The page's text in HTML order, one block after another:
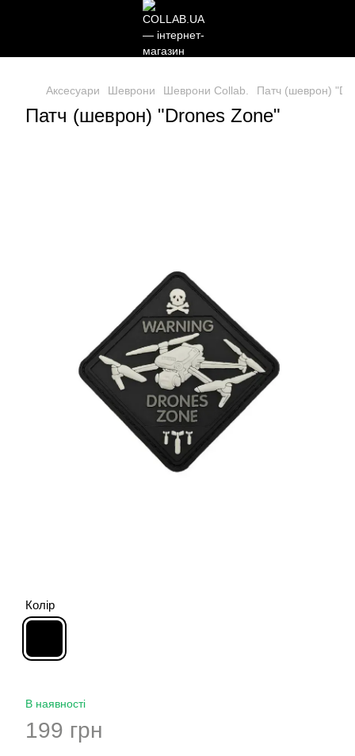
Аксесуари Шеврони Шеврони Collab. Патч (шеврон)
Патч (шеврон) "Drones Zone"
Колір
В наявності
199 грн